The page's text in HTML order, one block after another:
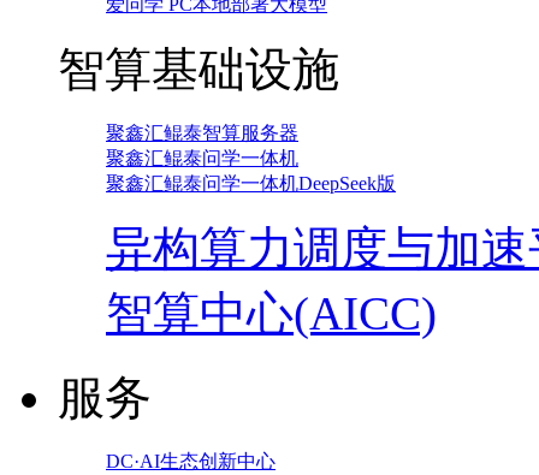
爱问学 PC本地部署大模型
智算基础设施
聚鑫汇鲲泰智算服务器
聚鑫汇鲲泰问学一体机
聚鑫汇鲲泰问学一体机DeepSeek版
异构算力调度与加
智算中心(AICC)
服务
DC·AI生态创新中心